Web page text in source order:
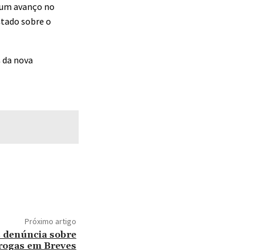
avanço no
sobre o
nova
Próximo artigo
sobre
em Breves